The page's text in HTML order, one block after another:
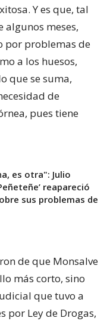
Y es que, tal
algunos meses,
por problemas de
a los huesos,
que se suma,
de
pues tiene
es otra": Julio
reapareció
sus problemas de
de que Monsalve
más corto, sino
que tuvo a
por Ley de Drogas,